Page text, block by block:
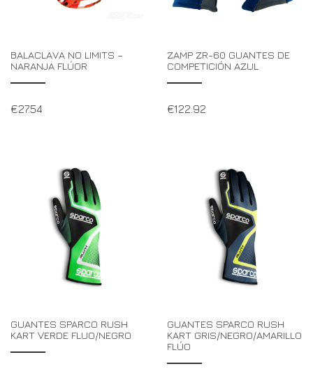
BALACLAVA NO LIMITS –
NARANJA FLÚOR
€27.54
ZAMP ZR-60 GUANTES DE
COMPETICIÓN AZUL
€122.92
GUANTES SPARCO RUSH
KART VERDE FLUO/NEGRO
GUANTES SPARCO RUSH
KART GRIS/NEGRO/AMARILLO
FLÚO